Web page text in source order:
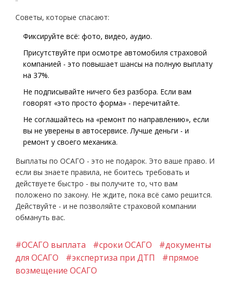
Советы, которые спасают:
Фиксируйте всё: фото, видео, аудио.
Присутствуйте при осмотре автомобиля страховой
компанией - это повышает шансы на полную выплату
на 37%.
Не подписывайте ничего без разбора. Если вам
говорят «это просто форма» - перечитайте.
Не соглашайтесь на «ремонт по направлению», если
вы не уверены в автосервисе. Лучше деньги - и
ремонт у своего механика.
Выплаты по ОСАГО - это не подарок. Это ваше право. И
если вы знаете правила, не боитесь требовать и
действуете быстро - вы получите то, что вам
положено по закону. Не ждите, пока всё само решится.
Действуйте - и не позволяйте страховой компании
обмануть вас.
#ОСАГО выплата #сроки ОСАГО
#документы
для ОСАГО
#экспертиза при ДТП
#прямое
возмещение ОСАГО